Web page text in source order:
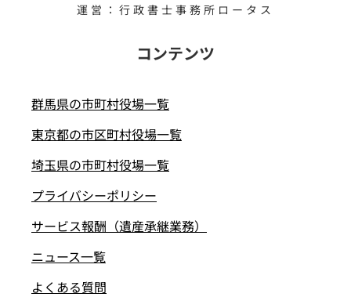
運営：行政書士事務所ロータス
コンテンツ
群馬県の市町村役場一覧
東京都の市区町村役場一覧
埼玉県の市町村役場一覧
プライバシーポリシー
サービス報酬（遺産承継業務）
ニュース一覧
よくある質問